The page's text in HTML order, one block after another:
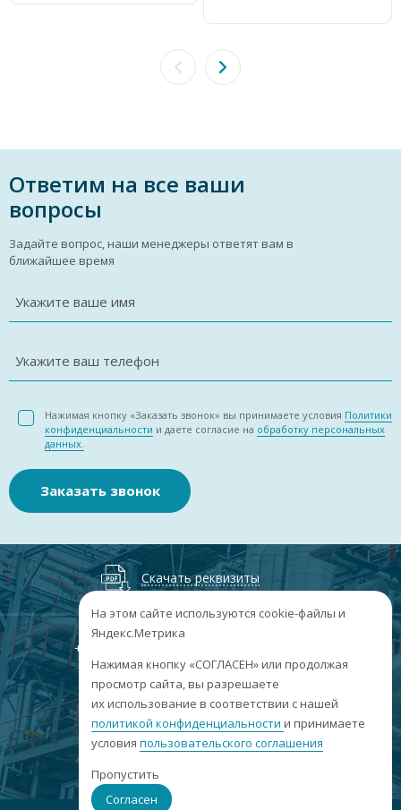
Ответим на все ваши
вопросы
Задайте вопрос, наши менеджеры ответят вам в
ближайшее время
Укажите ваше имя
Укажите ваш телефон
Нажимая кнопку «Заказать звонок» вы принимаете условия Политики
конфиденциальности и даете согласие на обработку персональных
данных.
Заказать звонок
Скачать реквизиты
+7
г. Барнаул, пр. Ленина, 158А, Н1/204
пн-пт: 09:00-17:00
сб-вс: выходные
info@sibar22.ru
На этом сайте используются cookie-файлы и
Яндекс.Метрика
Нажимая кнопку «СОГЛАСЕН» или продолжая
просмотр сайта, вы разрешаете
их использование в соответствии с нашей
политикой конфиденциальности и принимаете
условия пользовательского соглашения
Пропустить
Согласен